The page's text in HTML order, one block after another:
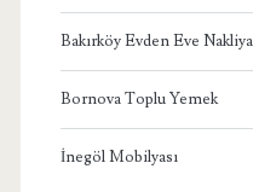
Bakırköy Evden Eve
Bornova Toplu Yemek
İnegöl Mobilyası